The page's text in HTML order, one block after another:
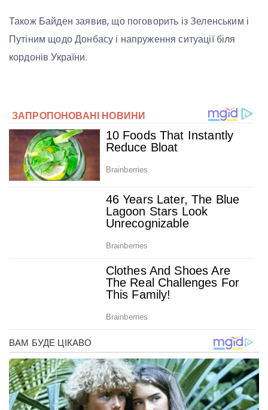
Також Байден заявив, що поговорить із Зеленським і
Путіним щодо Донбасу і напруження ситуації біля
кордонів України.